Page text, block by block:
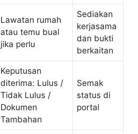
Lawatan rumah
atau temu bual
jika perlu
Sediakan
kerjasama
dan bukti
berkaitan
Keputusan
diterima: Lulus /
Tidak Lulus /
Dokumen
Tambahan
Semak
status di
portal